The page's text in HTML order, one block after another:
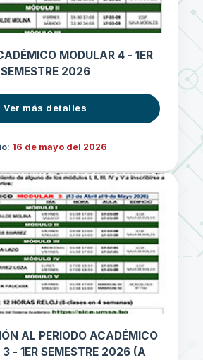
MODULAR 4 - 1ER
SEMESTRE 2026
Ver más detalles
16 de mayo del 2026
AL PERIODO ACADÉMICO
3 - 1ER SEMESTRE 2026 (A